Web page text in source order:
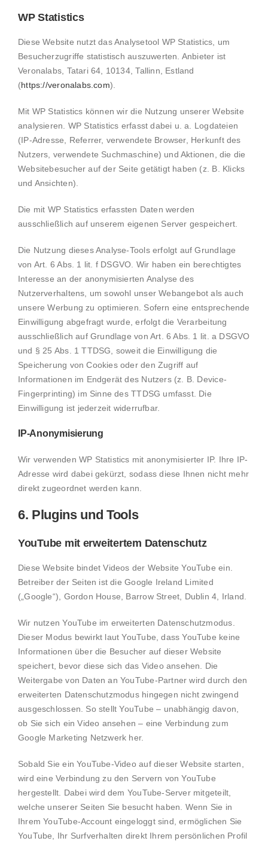
WP Statistics
Diese Website nutzt das Analysetool WP Statistics, um
Besucherzugriffe statistisch auszuwerten. Anbieter ist
Veronalabs, Tatari 64, 10134, Tallinn, Estland
(https://veronalabs.com).
Mit WP Statistics können wir die Nutzung unserer Website
analysieren. WP Statistics erfasst dabei u. a. Logdateien
(IP-Adresse, Referrer, verwendete Browser, Herkunft des
Nutzers, verwendete Suchmaschine) und Aktionen, die die
Websitebesucher auf der Seite getätigt haben (z. B. Klicks
und Ansichten).
Die mit WP Statistics erfassten Daten werden
ausschließlich auf unserem eigenen Server gespeichert.
Die Nutzung dieses Analyse-Tools erfolgt auf Grundlage
von Art. 6 Abs. 1 lit. f DSGVO. Wir haben ein berechtigtes
Interesse an der anonymisierten Analyse des
Nutzerverhaltens, um sowohl unser Webangebot als auch
unsere Werbung zu optimieren. Sofern eine entsprechende
Einwilligung abgefragt wurde, erfolgt die Verarbeitung
ausschließlich auf Grundlage von Art. 6 Abs. 1 lit. a DSGVO
und § 25 Abs. 1 TTDSG, soweit die Einwilligung die
Speicherung von Cookies oder den Zugriff auf
Informationen im Endgerät des Nutzers (z. B. Device-
Fingerprinting) im Sinne des TTDSG umfasst. Die
Einwilligung ist jederzeit widerrufbar.
IP-Anonymisierung
Wir verwenden WP Statistics mit anonymisierter IP. Ihre IP-
Adresse wird dabei gekürzt, sodass diese Ihnen nicht mehr
direkt zugeordnet werden kann.
6. Plugins und Tools
YouTube mit erweitertem Datenschutz
Diese Website bindet Videos der Website YouTube ein.
Betreiber der Seiten ist die Google Ireland Limited
(„Google“), Gordon House, Barrow Street, Dublin 4, Irland.
Wir nutzen YouTube im erweiterten Datenschutzmodus.
Dieser Modus bewirkt laut YouTube, dass YouTube keine
Informationen über die Besucher auf dieser Website
speichert, bevor diese sich das Video ansehen. Die
Weitergabe von Daten an YouTube-Partner wird durch den
erweiterten Datenschutzmodus hingegen nicht zwingend
ausgeschlossen. So stellt YouTube – unabhängig davon,
ob Sie sich ein Video ansehen – eine Verbindung zum
Google Marketing Netzwerk her.
Sobald Sie ein YouTube-Video auf dieser Website starten,
wird eine Verbindung zu den Servern von YouTube
hergestellt. Dabei wird dem YouTube-Server mitgeteilt,
welche unserer Seiten Sie besucht haben. Wenn Sie in
Ihrem YouTube-Account eingeloggt sind, ermöglichen Sie
YouTube, Ihr Surfverhalten direkt Ihrem persönlichen Profil